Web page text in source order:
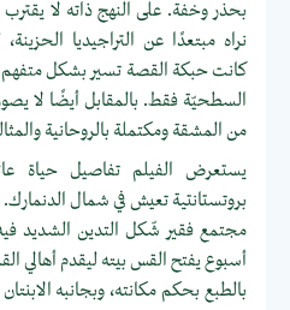
بحذر وخفة. على النهج ذاته لا
نراه مبتعدًا عن التراجيديا
كانت حبكة القصة تسير بشكل متفهم
السطحيّة فقط. بالمقابل أيضًا لا
من المشقة ومكتملة بالروحانية
يستعرض الفيلم تفاصيل حياة
بروتستانتية تعيش في شمال
مجتمع فقير شّكل التدين الشديد فيه
أسبوع يفتح القس بيته ليقدم أهالي
بالطبع بحكم مكانته، وبجانبه